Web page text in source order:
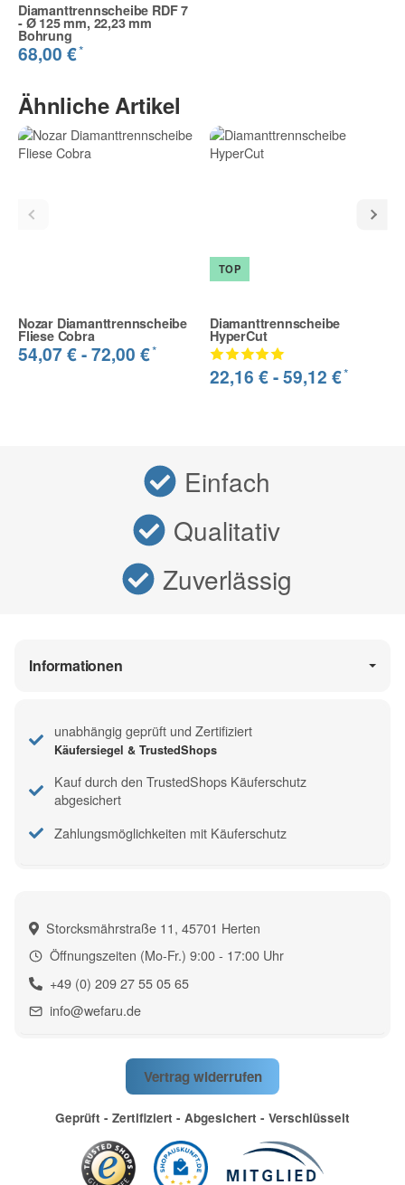
Diamanttrennscheibe RDF 7
- Ø 125 mm, 22,23 mm
Bohrung
68,00 €*
Ähnliche Artikel
Nozar Diamanttrennscheibe
Fliese Cobra
54,07 € -72,00 €*
TOP
Diamanttrennscheibe
HyperCut
22,16 € -59,12 €*
Einfach
Qualitativ
Zuverlässig
Storcksmährstraße 11, 45701 Herten
Öffnungszeiten (Mo-Fr.) 9:00 - 17:00 Uhr
+49 (0) 209 27 55 05 65
info@wefaru.de
Informationen
unabhängig geprüft und Zertifiziert
Käufersiegel & TrustedShops
Kauf durch den TrustedShops Käuferschutz
abgesichert
Zahlungsmöglichkeiten mit Käuferschutz
Vertrag widerrufen
Geprüft - Zertifiziert - Abgesichert - Verschlüsselt